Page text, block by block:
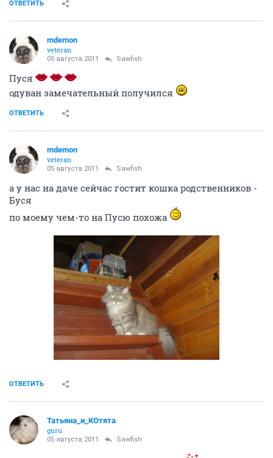
ОТВЕТИТЬ
mdemon
veteran
05 августа 2011 Sawfish
Пуся
одуван замечательный получился
ОТВЕТИТЬ
mdemon
veteran
05 августа 2011 Sawfish
а у нас на даче сейчас гостит кошка родственников -
Буся
по моему чем-то на Пусю похожа
ОТВЕТИТЬ
Татьяна_и_КОтята
guru
05 августа 2011 Sawfish